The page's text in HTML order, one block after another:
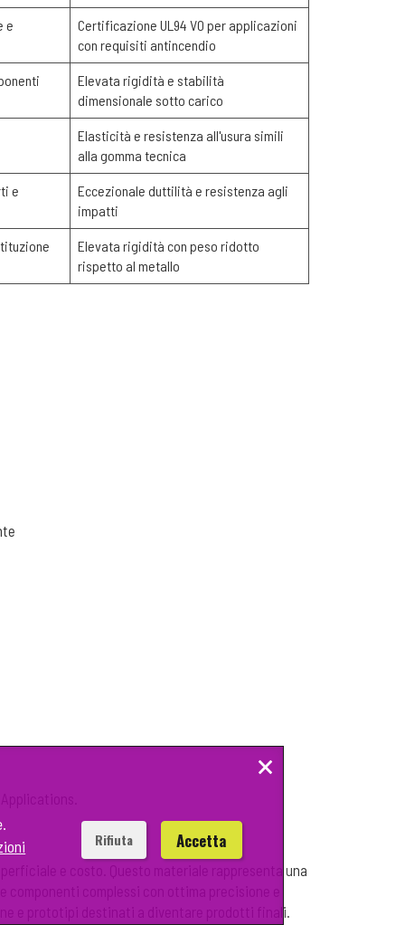
e
Certificazione UL94 V0 per applicazioni
con requisiti antincendio
Elevata rigidità e stabilità
dimensionale sotto carico
Elasticità e resistenza all'usura simili
alla gomma tecnica
e
Eccezionale duttilità e resistenza agli
impatti
Elevata rigidità con peso ridotto
rispetto al metallo
e costo. Questo materiale rappresenta una
e prototipi destinati a diventare prodotti finali.
Rifiuta Accetta
×